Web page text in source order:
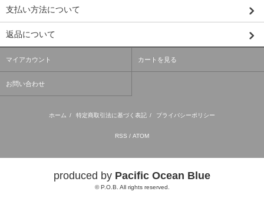
支払い方法について
返品について
マイアカウント カートを見る
お問い合わせ
ホーム / 特定商取引法に基づく表記 / プライバシーポリシー
RSS / ATOM
produced by Pacific Ocean Blue
© P.O.B. All rights reserved.